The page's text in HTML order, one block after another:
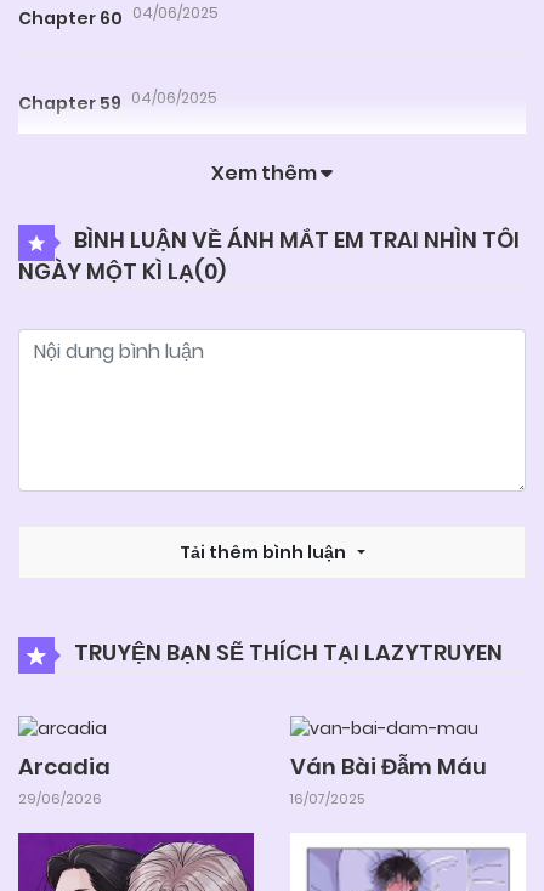
Chapter 60 04/06/2025
Chapter 59 04/06/2025
04/06/2025
Chapter 57 04/06/2025
Chapter 56 04/06/2025
Chapter 51
Chapter 50 04/06/2025
Xem thêm
BÌNH LUẬN VỀ ÁNH MẮT EM TRAI NHÌN TÔI
NGÀY MỘT KÌ LẠ(0)
Tải thêm bình luận
TRUYỆN BẠN SẼ THÍCH TẠI LAZYTRUYEN
Arcadia
29/06/2026
Ván Bài Đẫm Máu
16/07/2025